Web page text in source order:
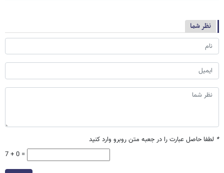
نظر شما
* لطفا حاصل عبارت را در جعبه متن روبرو وارد کنید
7 + 0 =